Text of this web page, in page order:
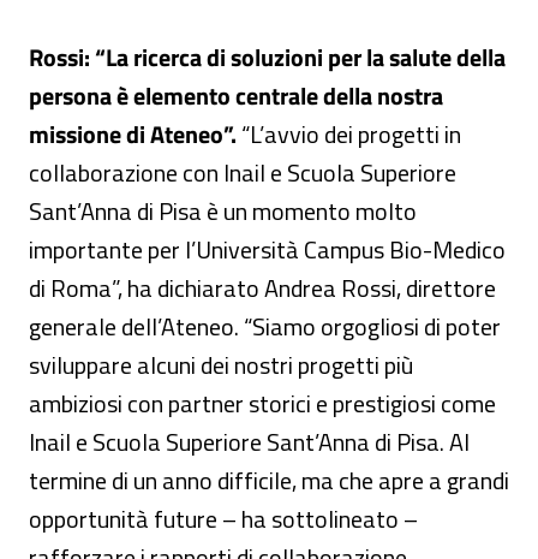
Rossi: “La ricerca di soluzioni per la salute della
persona è elemento centrale della nostra
missione di Ateneo”.“L’avvio dei progetti in
collaborazione con Inail e Scuola Superiore
Sant’Anna di Pisa è un momento molto
importante per l’Università Campus Bio-Medico
di Roma”, ha dichiarato Andrea Rossi, direttore
generale dell’Ateneo. “Siamo orgogliosi di poter
sviluppare alcuni dei nostri progetti più
ambiziosi con partner storici e prestigiosi come
Inail e Scuola Superiore Sant’Anna di Pisa. Al
termine di un anno difficile, ma che apre a grandi
opportunità future – ha sottolineato –